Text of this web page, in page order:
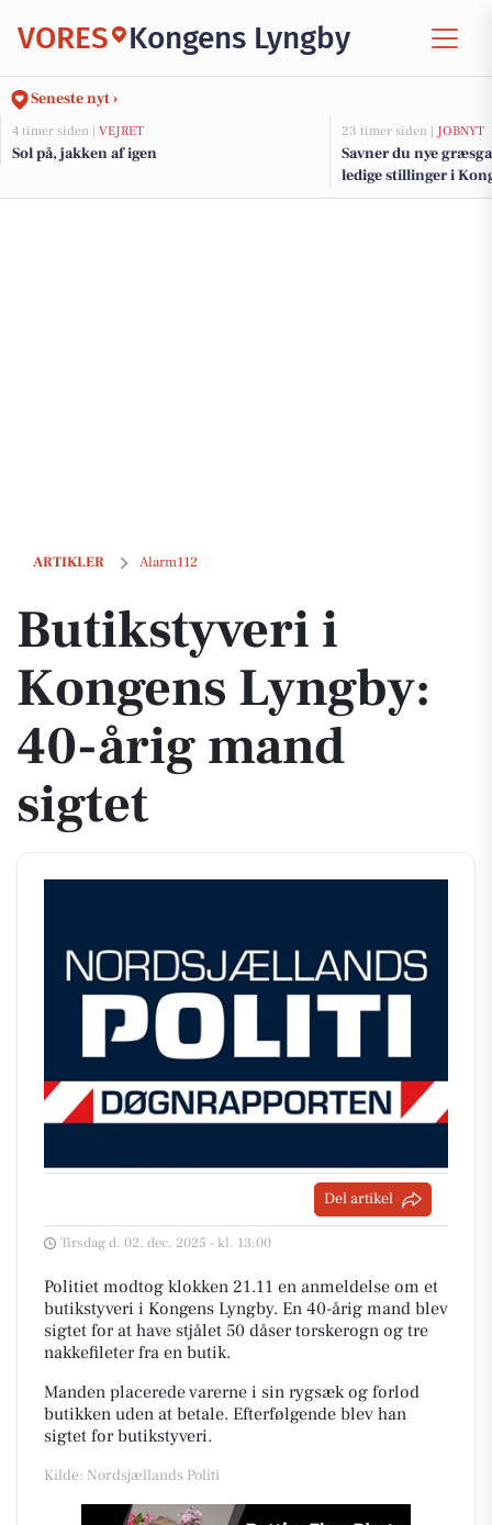
VORES Kongens Lyngby
Seneste nyt ›
4 timer siden | VEJRET
Sol på, jakken af igen
23 timer siden | JOBNYT
Savner du nye
ledige stillinger i
ARTIKLER Alarm112
Butikstyveri i Kongens Lyngby: 40-årig mand sigtet
Butikstyveri i
Kongens Lyngby:
40-årig mand
sigtet
Del artikel
Tirsdag d. 02. dec. 2025 - kl. 13:00
Politiet modtog klokken 21.11 en anmeldelse om et
butikstyveri i Kongens Lyngby. En 40-årig mand blev
sigtet for at have stjålet 50 dåser torskerogn og tre
nakkefileter fra en butik.
Manden placerede varerne i sin rygsæk og forlod
butikken uden at betale. Efterfølgende blev han
sigtet for butikstyveri.
Kilde: Nordsjællands Politi